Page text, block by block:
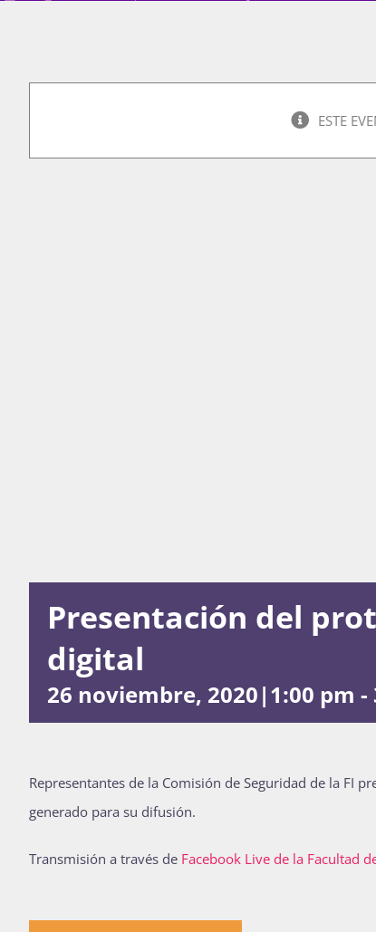
ESTE
Presentación del
digital
26 noviembre, 2020|1:00 pm -
Representantes de la Comisión de Seguridad de la FI
generado para su difusión.
Transmisión a través de Facebook Live de la Facultad